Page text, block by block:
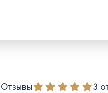
Отзывы 3